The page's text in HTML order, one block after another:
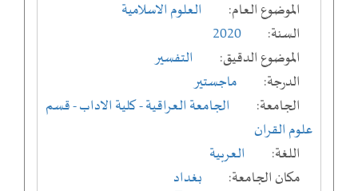
الموضوع العام:
العلوم الاسلامية
السنة:
2020
الموضوع الدقيق:
التفسير
الدرجة:
ماجستير
الجامعة:
الجامعة العراقية- كلية الاداب- قسم
علوم القران
اللغة:
العربية
مكان الجامعة:
بغداد